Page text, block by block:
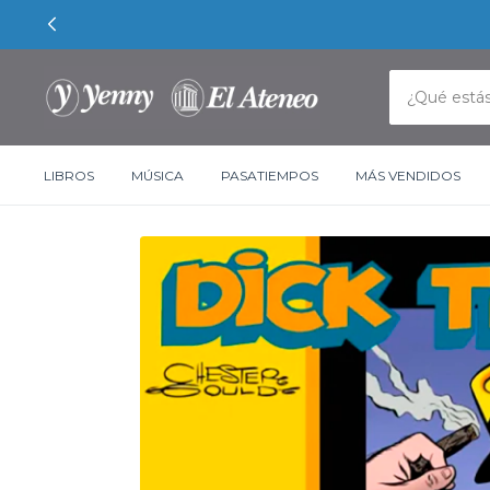
LIBROS MÚSICA PASATIEMPOS MÁS VENDIDOS